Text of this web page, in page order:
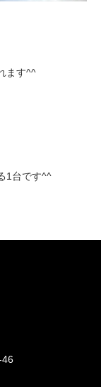
ます^^
1台です^^
46